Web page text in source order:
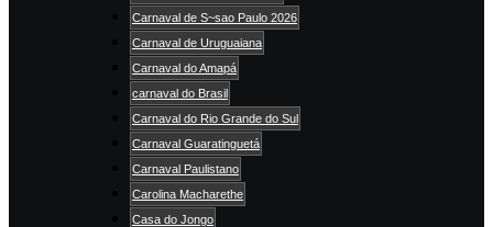
Carnaval de S~sao Paulo 2026
Carnaval de Uruguaiana
Carnaval do Amapá
carnaval do Brasil
Carnaval do Rio Grande do Sul
Carnaval Guaratinguetá
Carnaval Paulistano
Carolina Macharethe
Casa do Jongo